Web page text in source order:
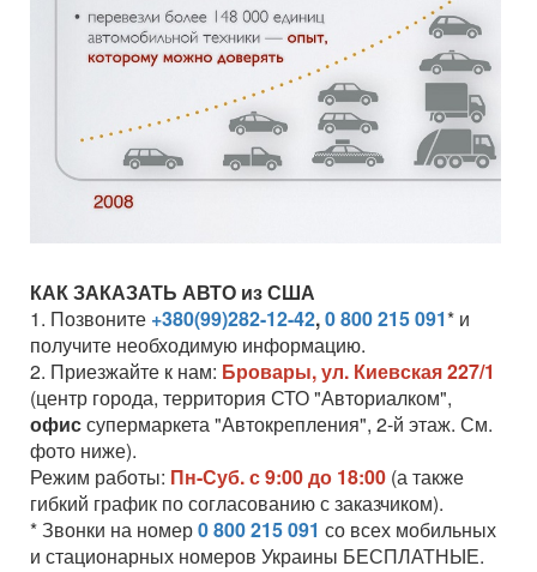
КАК ЗАКАЗАТЬ АВТО из США
1. Позвоните +380(99)282-12-42,0 800 215 091* и
получите необходимую информацию.
2. Приезжайте к нам: Бровары, ул. Киевская 227/1
(центр города, территория СТО "Авториалком",
офиссупермаркета "Автокрепления", 2-й этаж. См.
фото ниже).
Режим работы: Пн-Суб. с 9:00 до 18:00 (а также
гибкий график по согласованию с заказчиком).
* Звонки на номер0 800 215 091 со всех мобильных
и стационарных номеров Украины БЕСПЛАТНЫЕ.